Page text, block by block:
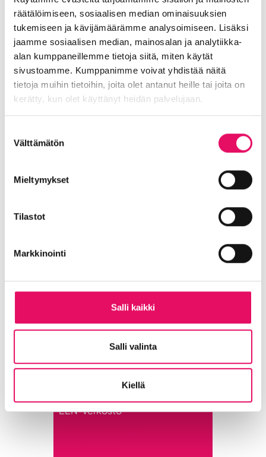
räätälöimiseen, sosiaalisen median ominaisuuksien
tukemiseen ja kävijämäärämme analysoimiseen. Lisäksi
jaamme sosiaalisen median, mainosalan ja analytiikka-
alan kumppaneillemme tietoja siitä, miten käytät
sivustoamme. Kumppanimme voivat yhdistää näitä
tietoja muihin tietoihin, joita olet antanut heille tai joita on
kerätty, kun olet käyttänyt heidän palvelujaan.
valinta
Välttämätön
Mieltymykset
Tilastot
Markkinointi
Salli kaikki
Salli valinta
Kiellä
Alapiha Satu
EEN-verkosto